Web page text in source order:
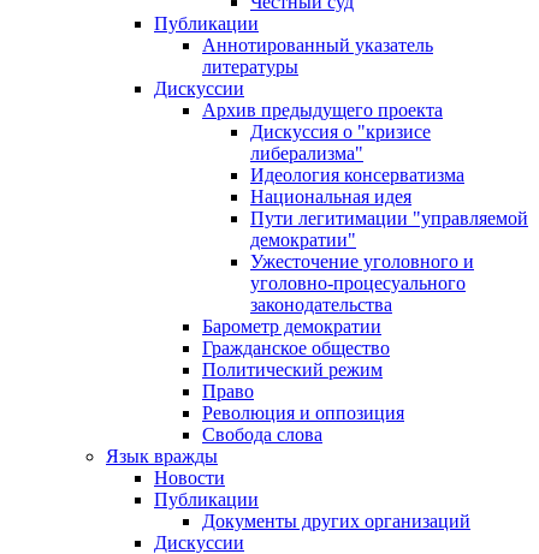
Публикации
Аннотированный указатель
литературы
Дискуссии
Архив предыдущего проекта
Дискуссия о "кризисе
либерализма"
Идеология консерватизма
Национальная идея
Пути легитимации "управляемой
демократии"
Ужесточение уголовного и
уголовно-процесуального
законодательства
Барометр демократии
Гражданское общество
Политический режим
Право
Революция и оппозиция
Свобода слова
Язык вражды
Новости
Публикации
Документы других организаций
Дискуссии